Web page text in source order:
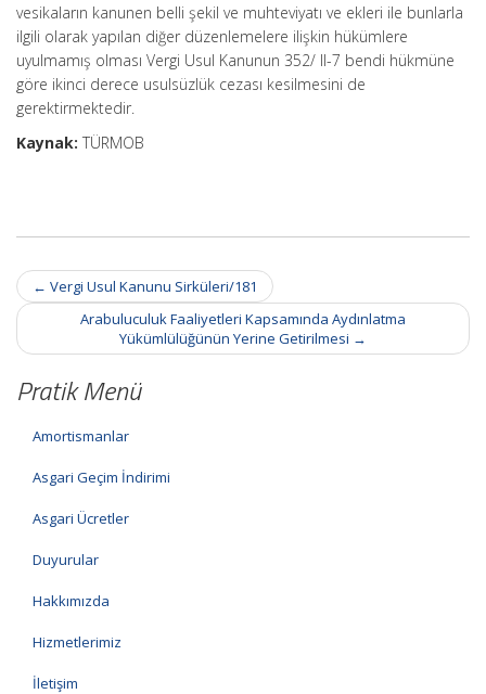
vesikaların kanunen belli şekil ve muhteviyatı ve ekleri ile bunlarla
ilgili olarak yapılan diğer düzenlemelere ilişkin hükümlere
uyulmamış olması Vergi Usul Kanunun 352/ II-7 bendi hükmüne
göre ikinci derece usulsüzlük cezası kesilmesini de
gerektirmektedir.
Kaynak: TÜRMOB
Post
navigation
← Vergi Usul Kanunu Sirküleri/181
Arabuluculuk Faaliyetleri Kapsamında Aydınlatma
Yükümlülüğünün Yerine Getirilmesi →
Pratik Menü
Amortismanlar
Asgari Geçim İndirimi
Asgari Ücretler
Duyurular
Hakkımızda
Hizmetlerimiz
İletişim